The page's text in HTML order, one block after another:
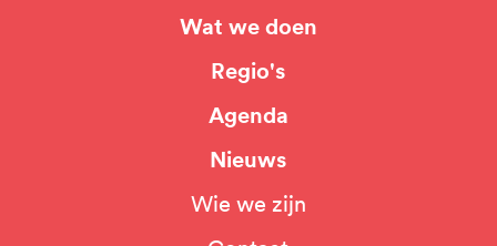
Wat we doen
Regio's
Agenda
Nieuws
Wie we zijn